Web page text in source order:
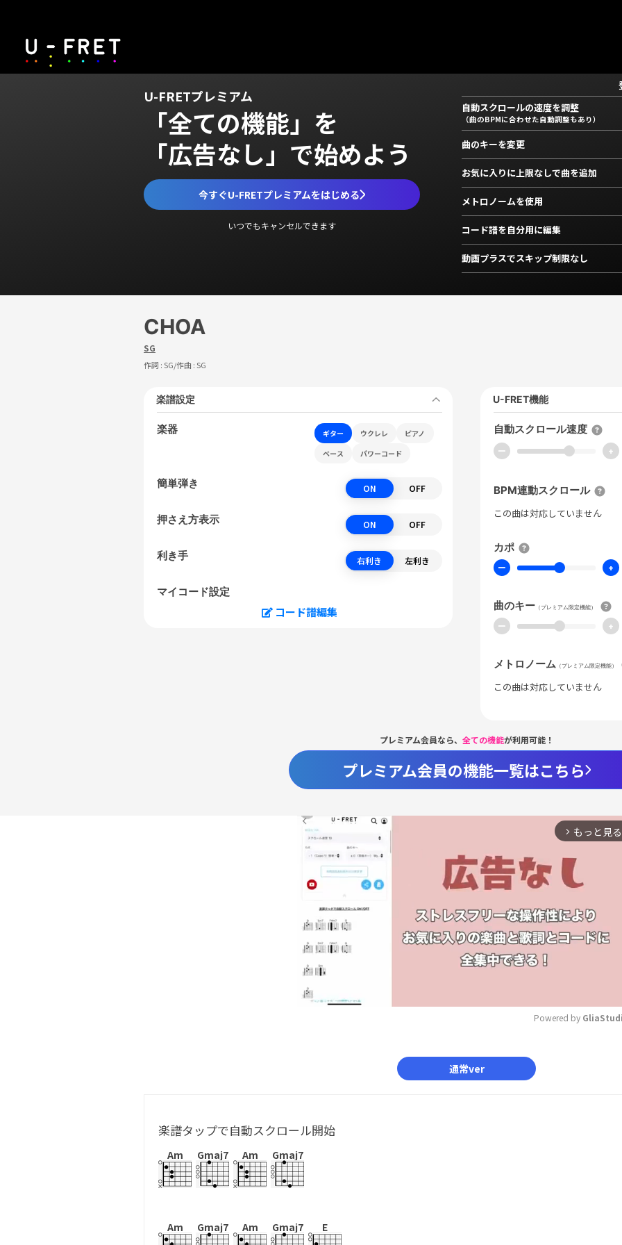
U-FRETプレミアム
「全ての機能」を
「広告なし」で始めよう
今すぐU-FRETプレミアムをはじめる
いつでもキャンセルできます
自動スクロールの速度を調整
（曲のBPMに合わせた自動調整もあり）
曲のキーを変更
お気に入りに上限なしで曲を追加
メトロノームを使用
コード譜を自分用に編集
動画プラスでスキップ制限なし
CHOA
SG
作詞 :SG/作曲 :SG
楽譜設定
楽器 ギター ウクレレ
ピアノ
ベース
パワーコード
簡単弾き ON OFF
押さえ方表示 ON OFF
利き手 右利き 左利き
マイコード設定
コード譜編集
U-FRET機能
自動スクロール速度
ー +
BPM連動スクロール
この曲は対応していません
カポ
ー +
曲のキー （プレミアム限定機能）
ー +
メトロノーム （プレミアム限定機能）
この曲は対応していません
プレミアム会員なら、 全ての機能が利用可能！
プレミアム会員の機能一覧はこちら
arrow_forward_ios もっと見る
Powered by
通常ver
楽譜タップで自動スクロール開始
Am Gmaj7 Am Gmaj7
Am Gmaj7 Am Gmaj7 E